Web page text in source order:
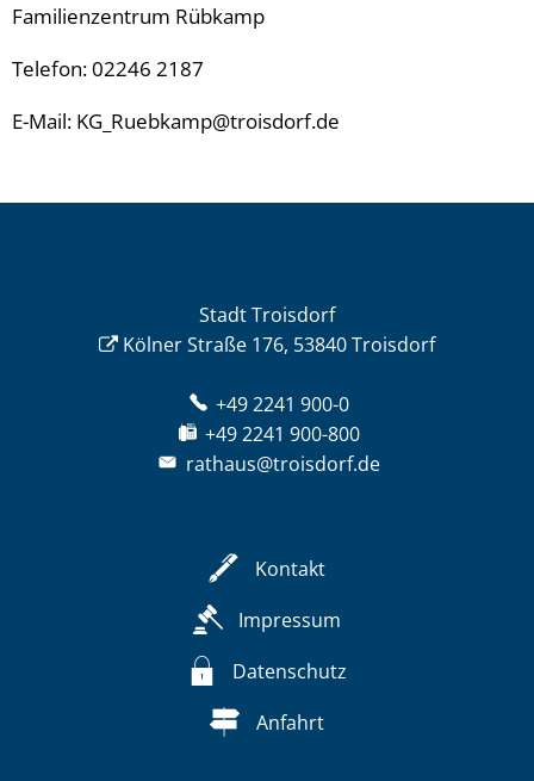
Familienzentrum Rübkamp
Telefon: 02246 2187
E-Mail: KG_Ruebkamp@troisdorf.de
Stadt Troisdorf
Kölner Straße 176, 53840 Troisdorf
+49 2241 900-0
+49 2241 900-800
rathaus@troisdorf.de
Kontakt
Impressum
Datenschutz
Anfahrt